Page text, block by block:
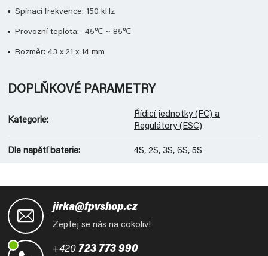
Spínací frekvence: 150 kHz
Provozní teplota: -45℃ ~ 85℃
Rozměr: 43 x 21 x 14 mm
DOPLŇKOVÉ PARAMETRY
Kategorie:
Řídicí jednotky (FC) a
Regulátory (ESC)
Dle napětí baterie: 4S, 2S, 3S, 6S, 5S
jirka@fpvshop.cz
Zeptej se nás na cokoliv!
+420 723 773 990